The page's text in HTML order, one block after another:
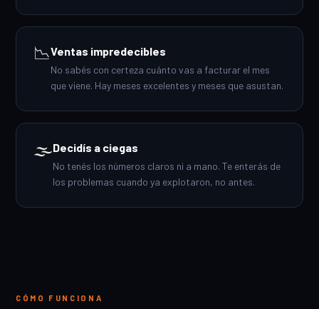
📉Ventas impredecibles
No sabés con certeza cuánto vas a facturar el mes
que viene. Hay meses excelentes y meses que asustan.
🌫️Decidís a ciegas
No tenés los números claros ni a mano. Te enterás de
los problemas cuando ya explotaron, no antes.
CÓMO FUNCIONA